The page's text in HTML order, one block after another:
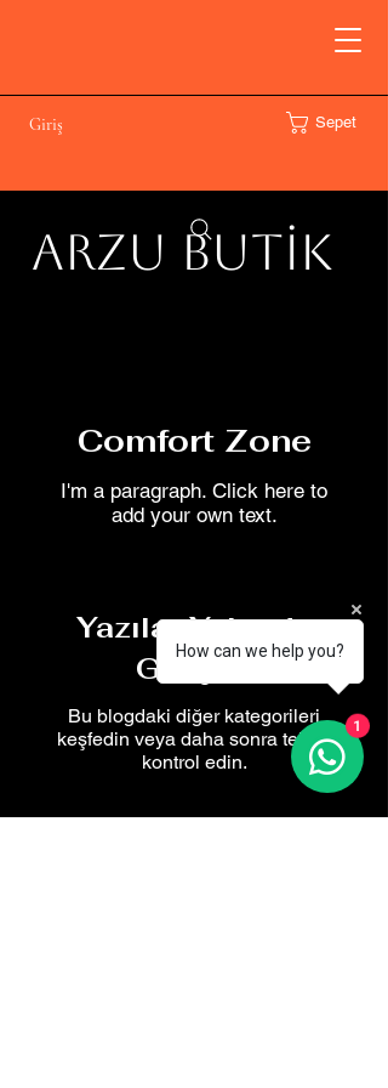
Giriş Sepet
ARZU BUTİK
Comfort Zone
I'm a paragraph. Click here to
add your own text.
Yazılar Yakında
Geliyor
Bu blogdaki diğer kategorileri
keşfedin veya daha sonra tekrar
kontrol edin.
How can we help you?
1